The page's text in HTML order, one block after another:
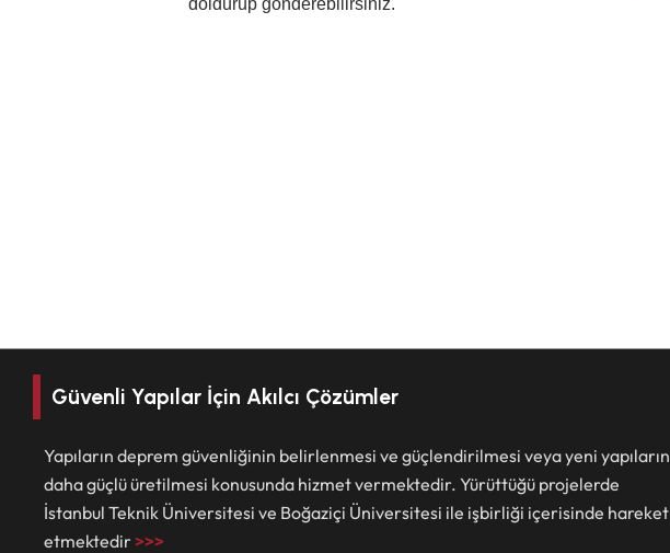
doldurup gönderebilirsiniz.
Güvenli Yapılar İçin Akılcı Çözümler
Yapıların deprem güvenliğinin belirlenmesi ve güçlendirilmesi veya yeni yapıların
daha güçlü üretilmesi konusunda hizmet vermektedir. Yürüttüğü projelerde
İstanbul Teknik Üniversitesi ve Boğaziçi Üniversitesi ile işbirliği içerisinde hareket
etmektedir>>>